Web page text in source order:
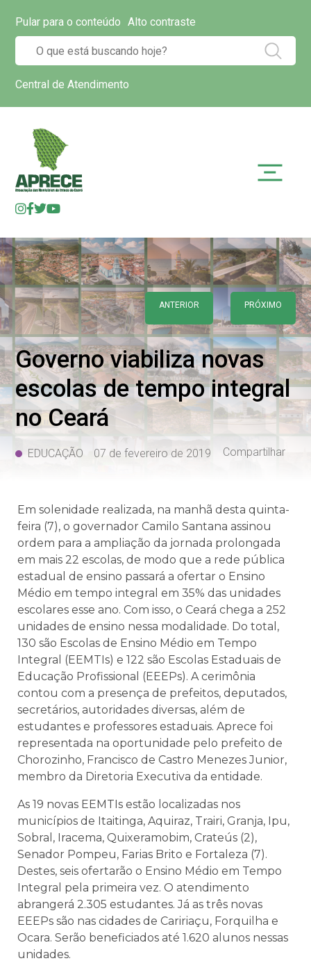
Pular para o conteúdo Alto contraste
Central de Atendimento
ANTERIOR PRÓXIMO
Governo viabiliza novas
escolas de tempo integral
no Ceará
EDUCAÇÃO 07 de fevereiro de 2019 Compartilhar
Em solenidade realizada, na manhã desta quinta-
feira (7), o governador Camilo Santana assinou
ordem para a ampliação da jornada prolongada
em mais 22 escolas, de modo que a rede pública
estadual de ensino passará a ofertar o Ensino
Médio em tempo integral em 35% das unidades
escolares esse ano. Com isso, o Ceará chega a 252
unidades de ensino nessa modalidade. Do total,
130 são Escolas de Ensino Médio em Tempo
Integral (EEMTIs) e 122 são Escolas Estaduais de
Educação Profissional (EEEPs). A cerimônia
contou com a presença de prefeitos, deputados,
secretários, autoridades diversas, além de
estudantes e professores estaduais. Aprece foi
representada na oportunidade pelo prefeito de
Chorozinho, Francisco de Castro Menezes Junior,
membro da Diretoria Executiva da entidade.
As 19 novas EEMTIs estão localizadas nos
municípios de Itaitinga, Aquiraz, Trairi, Granja, Ipu,
Sobral, Iracema, Quixeramobim, Crateús (2),
Senador Pompeu, Farias Brito e Fortaleza (7).
Destes, seis ofertarão o Ensino Médio em Tempo
Integral pela primeira vez. O atendimento
abrangerá 2.305 estudantes. Já as três novas
EEEPs são nas cidades de Caririaçu, Forquilha e
Ocara. Serão beneficiados até 1.620 alunos nessas
unidades.